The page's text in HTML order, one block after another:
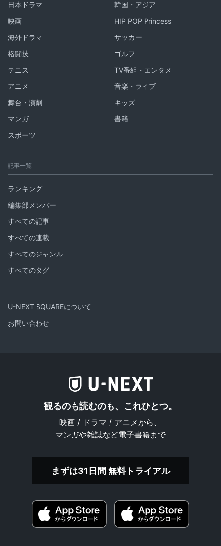
日本ドラマ
韓国・アジア
映画
HIP POP Princess
海外ドラマ
サッカー
格闘技
ゴルフ
テニス
TV番組・エンタメ
アニメ
音楽・ライブ
舞台・演劇
キッズ
マンガ
書籍
スポーツ
記事一覧
ランキング
編集部メンバー
すべての記事
すべての連載
すべてのジャンル
すべてのタグ
U-NEXT SQUAREについて
お問い合わせ
観るのも読むのも、これひとつ。
映画 / ドラマ / アニメから、
マンガや雑誌など電子書籍まで
まずは31日間 無料トライアル